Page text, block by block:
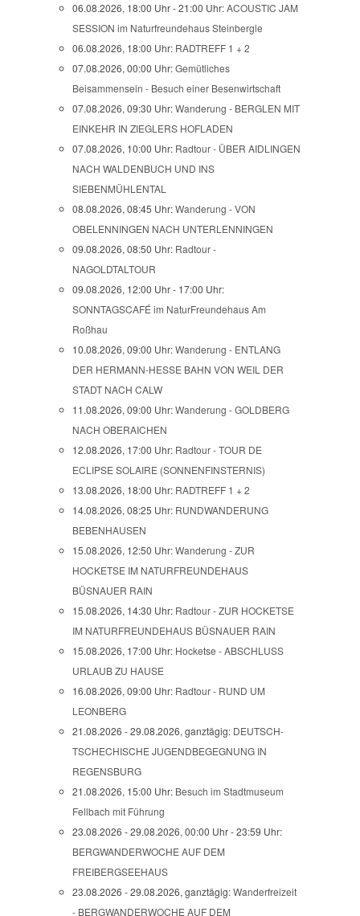
06.08.2026, 18:00 Uhr - 21:00 Uhr:ACOUSTIC JAM
SESSION im Naturfreundehaus Steinbergle
06.08.2026, 18:00 Uhr: RADTREFF 1 + 2
07.08.2026, 00:00 Uhr:Gemütliches
Beisammensein - Besuch einer Besenwirtschaft
07.08.2026, 09:30 Uhr:Wanderung - BERGLEN MIT
EINKEHR IN ZIEGLERS HOFLADEN
07.08.2026, 10:00 Uhr: Radtour - ÜBER AIDLINGEN
NACH WALDENBUCH UND INS
SIEBENMÜHLENTAL
08.08.2026, 08:45 Uhr:Wanderung - VON
OBELENNINGEN NACH UNTERLENNINGEN
09.08.2026, 08:50 Uhr: Radtour -
NAGOLDTALTOUR
09.08.2026, 12:00 Uhr - 17:00 Uhr:
SONNTAGSCAFÉ im NaturFreundehaus Am
Roßhau
10.08.2026, 09:00 Uhr:Wanderung - ENTLANG
DER HERMANN-HESSE BAHN VON WEIL DER
STADT NACH CALW
11.08.2026, 09:00 Uhr:Wanderung - GOLDBERG
NACH OBERAICHEN
12.08.2026, 17:00 Uhr: Radtour - TOUR DE
ECLIPSE SOLAIRE (SONNENFINSTERNIS)
13.08.2026, 18:00 Uhr: RADTREFF 1 + 2
14.08.2026, 08:25 Uhr: RUNDWANDERUNG
BEBENHAUSEN
15.08.2026, 12:50 Uhr:Wanderung - ZUR
HOCKETSE IM NATURFREUNDEHAUS
BÜSNAUER RAIN
15.08.2026, 14:30 Uhr: Radtour - ZUR HOCKETSE
IM NATURFREUNDEHAUS BÜSNAUER RAIN
15.08.2026, 17:00 Uhr: Hocketse - ABSCHLUSS
URLAUB ZU HAUSE
16.08.2026, 09:00 Uhr: Radtour - RUND UM
LEONBERG
21.08.2026 - 29.08.2026, ganztägig: DEUTSCH-
TSCHECHISCHE JUGENDBEGEGNUNG IN
REGENSBURG
21.08.2026, 15:00 Uhr: Besuch im Stadtmuseum
Fellbach mit Führung
23.08.2026 - 29.08.2026, 00:00 Uhr - 23:59 Uhr:
BERGWANDERWOCHE AUF DEM
FREIBERGSEEHAUS
23.08.2026 - 29.08.2026, ganztägig:Wanderfreizeit
- BERGWANDERWOCHE AUF DEM